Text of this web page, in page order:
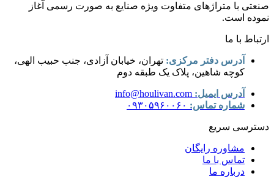
صنعتی با متراژهای متفاوت ویژه صنایع به صورت رسمی آغاز
نموده است.
ارتباط با ما
آدرس دفتر مرکزی: تهران، خیابان آزادی، جنب حبیب الهی،
کوچه شاهین، پلاک یک طبقه دوم
آدرس ایمیل: info@houlivan.com
شماره تماس: ۰۹۳۰۵۹۶۰۰۶۰
دسترسی سریع
مشاوره رایگان
تماس با ما
درباره ما